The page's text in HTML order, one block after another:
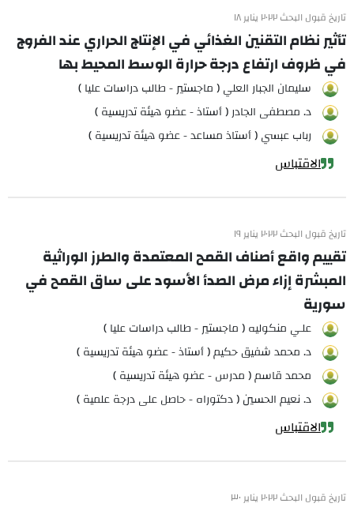
تاريخ قبول البحث ٢٠٢٢ يناير ١٨
تأثير نظام التقنين الغذائي في الإنتاج الحراري عند الفروج
في ظروف ارتفاع درجة حرارة الوسط المحيط بها
سليمان الجبار العلي ( ماجستير - طالب دراسات عليا )
د. مصطفى الجادر ( أستاذ - عضو هيئة تدريسية )
رباب عبسي ( أستاذ مساعد - عضو هيئة تدريسية )
الاقتباس
تاريخ قبول البحث ٢٠٢٢ يناير ١٩
تقييم واقع أصناف القمح المعتمدة والطرز الوراثية
المبشرة إزاء مرض الصدأ الأسود على ساق القمح في
سورية
علـي منكوليه ( ماجستير - طالب دراسات عليا )
د. محمد شفيق حكيم ( أستاذ - عضو هيئة تدريسية )
محمد قاسم ( مدرس - عضو هيئة تدريسية )
د. نعيم الحسين ( دكتوراه - حاصل على درجة علمية )
الاقتباس
تاريخ قبول البحث ٢٠٢٢ يناير ٣٠